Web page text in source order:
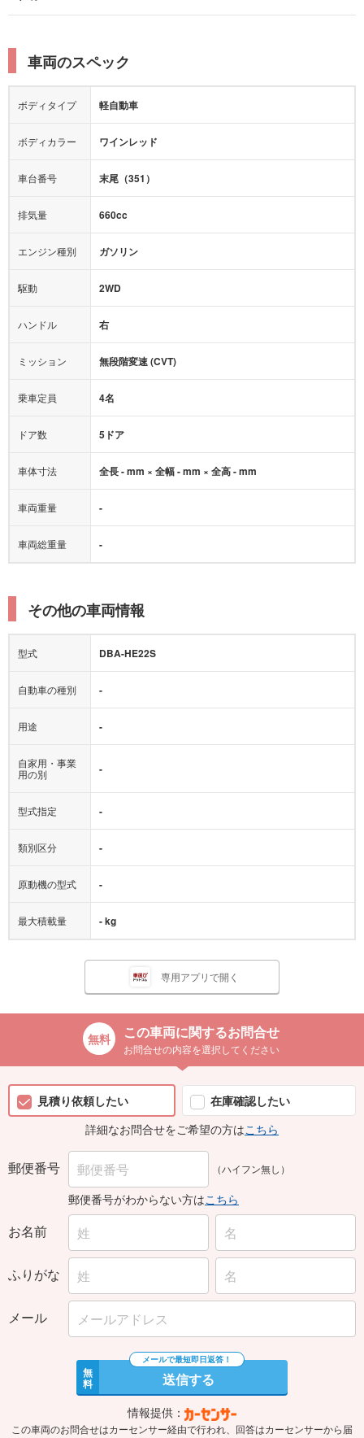
ルーフレール
エアロパーツ
ローダウン
シートヒーター
カーナビ：HDDナビ
CD
ミュージックプレイヤー接続可
後席モニター
レーンキープアシスト
横滑り防止装置
衝突被害軽減プレーキ
カメラ：バック
エアバッグ：
ダブルエアバッグ
衝撃緩和ヘッドレスト
サポカー
アクセル踏み間違い（誤発進）防止装置
アダプティブクルーズコントロール
ヒルディセントコントロール
オートマチックハイビーム
車両のスペック
ボディタイプ 軽自動車
ボディカラー ワインレッド
車台番号 末尾（351）
排気量 660cc
エンジン種別 ガソリン
駆動 2WD
ハンドル 右
ミッション 無段階変速 (CVT)
乗車定員 4名
ドア数 5ドア
車体寸法 全長 - mm × 全幅 - mm × 全高 - mm
車両重量 -
車両総重量 -
その他の車両情報
型式 DBA-HE22S
自動車の種別 -
用途 -
自家用・事業
用の別
-
型式指定 -
類別区分 -
原動機の型式 -
最大積載量 - kg
専用アプリで開く
この車両に関するお問合せ
お問合せの内容を選択してください
見積り依頼したい
在庫確認したい
詳細なお問合せをご希望の方はこちら
郵便番号 （ハイフン無し）
郵便番号がわからない方はこちら
お名前
ふりがな
メール
無
料 送信する
情報提供：
この車両のお問合せはカーセンサー経由で行われ、回答はカーセンサーから届